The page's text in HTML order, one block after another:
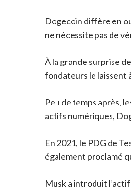
Dogecoin diffère en
ne nécessite pas de
À la grande surprise
fondateurs le laissent
Peu de temps après,
actifs numériques,
En 2021, le PDG de
également proclamé
Musk a introduit